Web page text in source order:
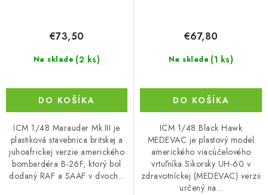
Na sklade (2 ks)
€73,50
DO KOŠÍKA
ICM 1/48 Marauder Mk.III je
plastiková stavebnica britskej a
juhoafrickej verzie amerického
bombardéra B-26F, ktorý bol
dodaný RAF a SAAF v dvoch...
Na sklade (1 ks)
€67,80
DO KOŠÍKA
ICM 1/48 Black Hawk
MEDEVAC je plastový model
amerického viacúčelového
vrtuľníka Sikorsky UH-60 v
zdravotníckej (MEDEVAC) verzii
určený na...